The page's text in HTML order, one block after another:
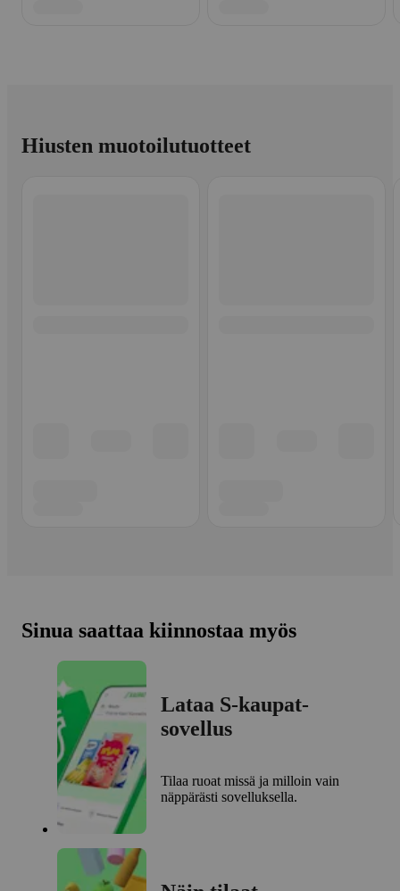
Hiusten muotoilutuotteet
Sinua saattaa kiinnostaa myös
Lataa S-kaupat-
sovellus
Tilaa ruoat missä ja milloin vain
näppärästi sovelluksella.